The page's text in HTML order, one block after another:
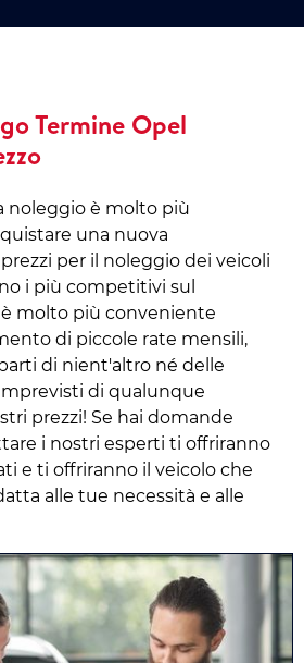
Termine Opel
noleggio è molto più
una nuova
per il noleggio dei veicoli
i più competitivi sul
molto più conveniente
di piccole rate mensili,
di nient'altro né delle
di qualunque
prezzi! Se hai domande
i nostri esperti ti offriranno
e ti offriranno il veicolo che
alle tue necessità e alle